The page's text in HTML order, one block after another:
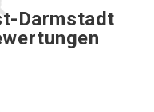
Darmstadt